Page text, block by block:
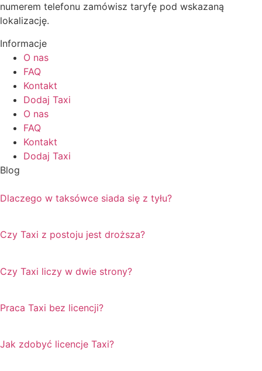
numerem telefonu zamówisz taryfę pod wskazaną
lokalizację.
Informacje
O nas
FAQ
Kontakt
Dodaj Taxi
O nas
FAQ
Kontakt
Dodaj Taxi
Blog
Dlaczego w taksówce siada się z tyłu?
Czy Taxi z postoju jest droższa?
Czy Taxi liczy w dwie strony?
Praca Taxi bez licencji?
Jak zdobyć licencje Taxi?